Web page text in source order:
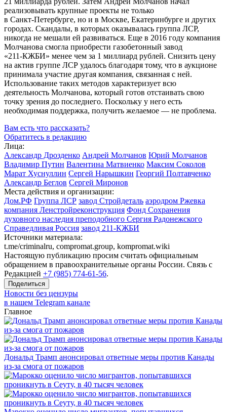
реализовывать крупные проекты не только
в Санкт-Петербурге, но и в Москве, Екатеринбурге и других
городах. Скандалы, в которых оказывалась группа ЛСР,
никогда не мешали ей развиваться. Еще в 2016 году компания
Молчанова смогла приобрести газобетонный завод
«211-КЖБИ» менее чем за 1 миллиард рублей. Снизить цену
на актив группе ЛСР удалось благодаря тому, что в аукционе
принимала участие другая компания, связанная с ней.
Использование таких методов характеризует всю
деятельность Молчанова, который готов отстаивать свою
точку зрения до последнего. Поскольку у него есть
необходимая поддержка, получить желаемое — не проблема.
Вам есть что рассказать?
Обратитесь в редакцию
Лица:
Александр Дрозденко Андрей Молчанов Юрий Молчанов
Владимир Путин Валентина Матвиенко Максим Соколов
Марат Хуснуллин Сергей Нарышкин Георгий Полтавченко
Александр Беглов Сергей Миронов
Места действия и организации:
Дом.РФ Группа ЛСР завод Стройдеталь аэродром Ржевка
компания Ленстройреконструкция Фонд Сохранения
духовного наследия преподобного Сергия Радонежского
Справедливая Россия завод 211-КЖБИ
Источники материала:
t.me/criminalru, compromat.group, kompromat.wiki
Настоящую публикацию просим считать официальным
обращением в правоохранительные органы России. Связь с
Редакцией +7 (985) 774-61-56.
Поделиться
Новости без цензуры
в нашем Telegram канале
Главное
Дональд Трамп анонсировал ответные меры против Канады
из-за смога от пожаров